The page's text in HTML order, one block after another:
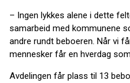
– Ingen lykkes alene i dette
samarbeid med kommunene
andre rundt beboeren. Når vi
mennesker får en hverdag
Avdelingen får plass til 13